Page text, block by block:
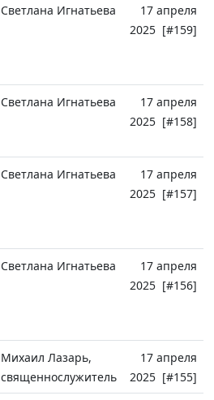
Светлана Игнатьева
17 апреля
2025 [#159]
Светлана Игнатьева
17 апреля
2025 [#158]
Светлана Игнатьева
17 апреля
2025 [#157]
Светлана Игнатьева
17 апреля
2025 [#156]
Михаил Лазарь,
священнослужитель
17 апреля
2025 [#155]